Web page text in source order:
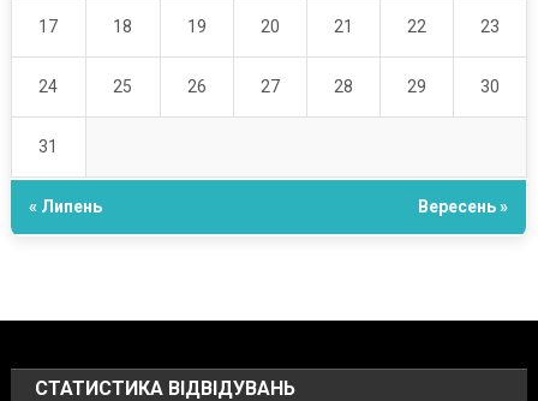
17 18 19 20 21 22 23
24 25 26 27 28 29 30
31
« Липень Вересень »
СТАТИСТИКА ВІДВІДУВАНЬ